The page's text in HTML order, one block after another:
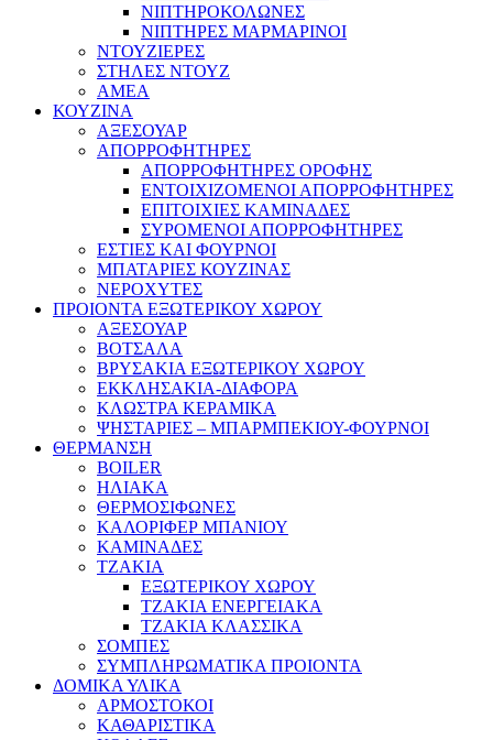
ΝΙΠΤΗΡΟΚΟΛΩΝΕΣ
ΝΙΠΤΗΡΕΣ ΜΑΡΜΑΡΙΝΟΙ
ΝΤΟΥΖΙΕΡΕΣ
ΣΤΗΛΕΣ ΝΤΟΥΖ
ΑΜΕΑ
ΚΟΥΖΙΝΑ
ΑΞΕΣΟΥΑΡ
ΑΠΟΡΡΟΦΗΤΗΡΕΣ
ΑΠΟΡΡΟΦΗΤΗΡΕΣ ΟΡΟΦΗΣ
ΕΝΤΟΙΧΙΖΟΜΕΝΟΙ ΑΠΟΡΡΟΦΗΤΗΡΕΣ
ΕΠΙΤΟΙΧΙΕΣ ΚΑΜΙΝΑΔΕΣ
ΣΥΡΟΜΕΝΟΙ ΑΠΟΡΡΟΦΗΤΗΡΕΣ
ΕΣΤΙΕΣ ΚΑΙ ΦΟΥΡΝΟΙ
ΜΠΑΤΑΡΙΕΣ ΚΟΥΖΙΝΑΣ
ΝΕΡΟΧΥΤΕΣ
ΠΡΟΙΟΝΤΑ ΕΞΩΤΕΡΙΚΟΥ ΧΩΡΟΥ
ΑΞΕΣΟΥΑΡ
ΒΟΤΣΑΛΑ
ΒΡΥΣΑΚΙΑ ΕΞΩΤΕΡΙΚΟΥ ΧΩΡΟΥ
ΕΚΚΛΗΣΑΚΙΑ-ΔΙΑΦΟΡΑ
ΚΛΩΣΤΡΑ ΚΕΡΑΜΙΚΑ
ΨΗΣΤΑΡΙΕΣ – ΜΠΑΡΜΠΕΚΙΟΥ-ΦΟΥΡΝΟΙ
ΘΕΡΜΑΝΣΗ
BOILER
ΗΛΙΑΚΑ
ΘΕΡΜΟΣΙΦΩΝΕΣ
ΚΑΛΟΡΙΦΕΡ ΜΠΑΝΙΟΥ
ΚΑΜΙΝΑΔΕΣ
ΤΖΑΚΙΑ
ΕΞΩΤΕΡΙΚΟΥ ΧΩΡΟΥ
ΤΖΑΚΙΑ ΕΝΕΡΓΕΙΑΚΑ
ΤΖΑΚΙΑ ΚΛΑΣΣΙΚΑ
ΣΟΜΠΕΣ
ΣΥΜΠΛΗΡΩΜΑΤΙΚΑ ΠΡΟΙΟΝΤΑ
ΔΟΜΙΚΑ ΥΛΙΚΑ
ΑΡΜΟΣΤΟΚΟΙ
ΚΑΘΑΡΙΣΤΙΚΑ